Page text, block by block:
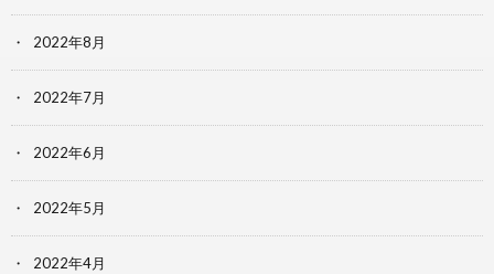
2022年8月
2022年7月
2022年6月
2022年5月
2022年4月